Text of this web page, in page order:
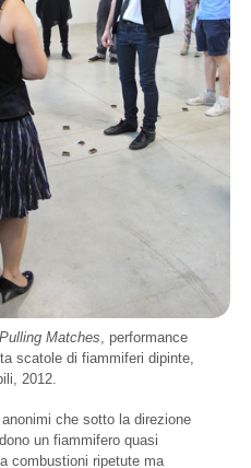
Pulling Matches, performance
scatole di fiammiferi dipinte,
2012.
che sotto la direzione
un fiammifero quasi
combustioni ripetute ma